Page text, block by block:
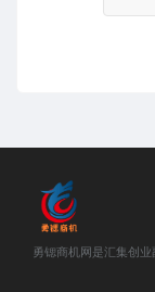
勇锶商机网是汇集创